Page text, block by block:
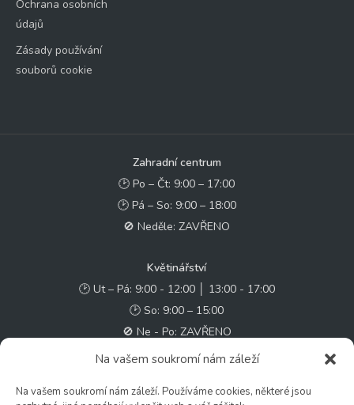
Na vašem soukromí nám záleží
Na vašem soukromí nám záleží. Používáme cookies, některé jsou
Ochrana osobních
údajů
Zásady používání
souborů cookie
Zahradní centrum
🕑 Po – Čt: 9:00 – 17:00
🕑 Pá – So: 9:00 – 18:00
🚫 Neděle: ZAVŘENO
Květinářství
🕑 Ut – Pá: 9:00 - 12:00 │ 13:00 - 17:00
🕑 So: 9:00 – 15:00
🚫 Ne - Po: ZAVŘENO
✉️ e-shop@zcstrakovo.cz